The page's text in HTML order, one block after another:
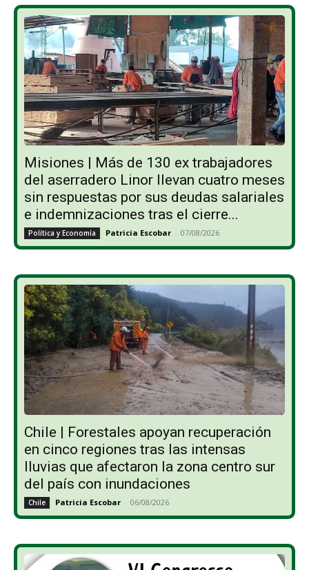
Misiones | Más de 130 ex trabajadores
del aserradero Linor llevan cuatro meses
sin respuestas por sus deudas salariales
e indemnizaciones tras el cierre...
Política y Economía Patricia Escobar - 07/08/2026
Chile | Forestales apoyan recuperación
en cinco regiones tras las intensas
lluvias que afectaron la zona centro sur
del país con inundaciones
Chile Patricia Escobar - 06/08/2026